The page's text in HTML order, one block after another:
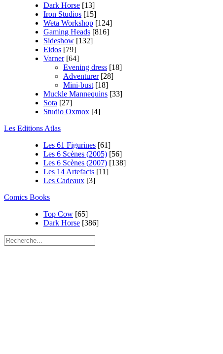
Dark Horse [13]
Iron Studios [15]
Weta Workshop [124]
Gaming Heads [816]
Sideshow [132]
Eidos [79]
Varner [64]
Evening dress [18]
Adventurer [28]
Mini-bust [18]
Muckle Mannequins [33]
Sota [27]
Studio Oxmox [4]
Les Editions Atlas
Les 61 Figurines [61]
Les 6 Scènes (2005) [56]
Les 6 Scènes (2007) [138]
Les 14 Artefacts [11]
Les Cadeaux [3]
Comics Books
Top Cow [65]
Dark Horse [386]